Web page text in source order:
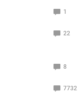
1
22
8
7732